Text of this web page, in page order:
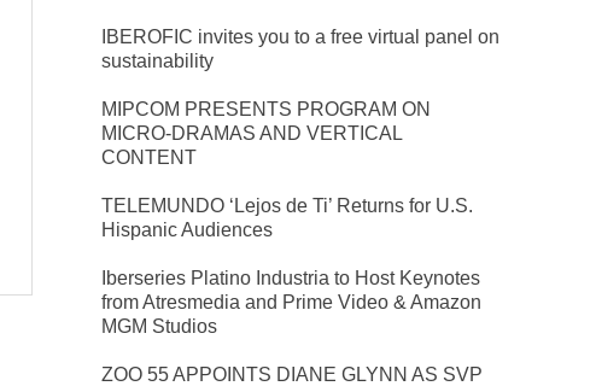
IBEROFIC invites you to a free virtual panel on
sustainability
MIPCOM PRESENTS PROGRAM ON
MICRO-DRAMAS AND VERTICAL
CONTENT
TELEMUNDO ‘Lejos de Ti’ Returns for U.S.
Hispanic Audiences
Iberseries Platino Industria to Host Keynotes
from Atresmedia and Prime Video & Amazon
MGM Studios
ZOO 55 APPOINTS DIANE GLYNN AS SVP